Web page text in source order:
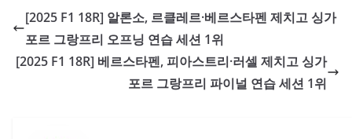
[2025 F1 18R] 알론소, 르클레르·베르스타펜 제치고 싱가
포르 그랑프리 오프닝 연습 세션 1위
[2025 F1 18R] 베르스타펜, 피아스트리·러셀 제치고 싱가
포르 그랑프리 파이널 연습 세션 1위